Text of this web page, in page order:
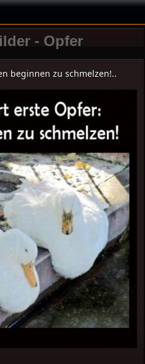
- Opfer
beginnen zu schmelzen!..